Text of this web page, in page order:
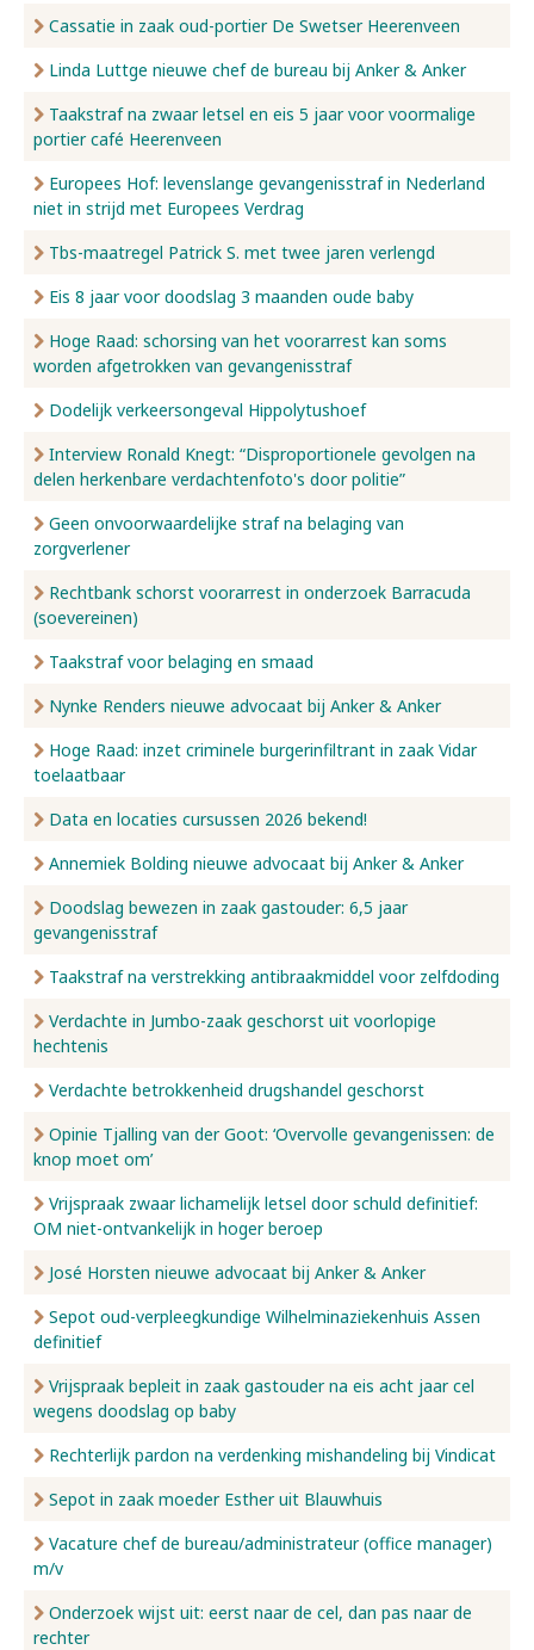
Cassatie in zaak oud-portier De Swetser Heerenveen
Linda Luttge nieuwe chef de bureau bij Anker & Anker
Taakstraf na zwaar letsel en eis 5 jaar voor voormalige
portier café Heerenveen
Europees Hof: levenslange gevangenisstraf in Nederland
niet in strijd met Europees Verdrag
Tbs-maatregel Patrick S. met twee jaren verlengd
Eis 8 jaar voor doodslag 3 maanden oude baby
Hoge Raad: schorsing van het voorarrest kan soms
worden afgetrokken van gevangenisstraf
Dodelijk verkeersongeval Hippolytushoef
Interview Ronald Knegt: “Disproportionele gevolgen na
delen herkenbare verdachtenfoto's door politie”
Geen onvoorwaardelijke straf na belaging van
zorgverlener
Rechtbank schorst voorarrest in onderzoek Barracuda
(soevereinen)
Taakstraf voor belaging en smaad
Nynke Renders nieuwe advocaat bij Anker & Anker
Hoge Raad: inzet criminele burgerinfiltrant in zaak Vidar
toelaatbaar
Data en locaties cursussen 2026 bekend!
Annemiek Bolding nieuwe advocaat bij Anker & Anker
Doodslag bewezen in zaak gastouder: 6,5 jaar
gevangenisstraf
Taakstraf na verstrekking antibraakmiddel voor zelfdoding
Verdachte in Jumbo-zaak geschorst uit voorlopige
hechtenis
Verdachte betrokkenheid drugshandel geschorst
Opinie Tjalling van der Goot: ‘Overvolle gevangenissen: de
knop moet om’
Vrijspraak zwaar lichamelijk letsel door schuld definitief:
OM niet-ontvankelijk in hoger beroep
José Horsten nieuwe advocaat bij Anker & Anker
Sepot oud-verpleegkundige Wilhelminaziekenhuis Assen
definitief
Vrijspraak bepleit in zaak gastouder na eis acht jaar cel
wegens doodslag op baby
Rechterlijk pardon na verdenking mishandeling bij Vindicat
Sepot in zaak moeder Esther uit Blauwhuis
Vacature chef de bureau/administrateur (office manager)
m/v
Onderzoek wijst uit: eerst naar de cel, dan pas naar de
rechter